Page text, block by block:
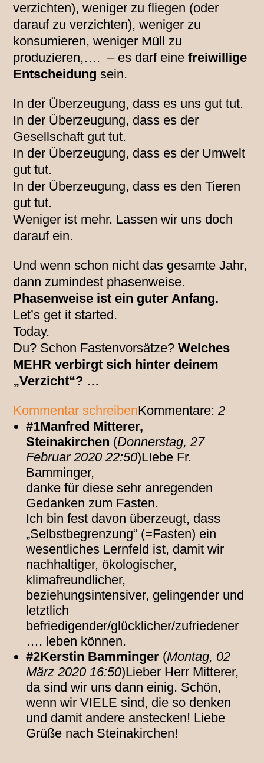
verzichten), weniger zu fliegen (oder
darauf zu verzichten), weniger zu
konsumieren, weniger Müll zu
produzieren,…. – es darf einefreiwillige
Entscheidung sein.
In der Überzeugung, dass es uns gut tut.
In der Überzeugung, dass es der
Gesellschaft gut tut.
In der Überzeugung, dass es der Umwelt
gut tut.
In der Überzeugung, dass es den Tieren
gut tut.
Weniger ist mehr. Lassen wir uns doch
darauf ein.
Und wenn schon nicht das gesamte Jahr,
dann zumindest phasenweise.
Phasenweise ist ein guter Anfang.
Let’s get it started.
Today.
Du? Schon Fastenvorsätze?Welches
MEHR verbirgt sich hinter deinem
„Verzicht“? …
Kommentar schreibenKommentare:2
#1Manfred Mitterer,
Steinakirchen (Donnerstag, 27
Februar 2020 22:50)LIebe Fr.
Bamminger,
danke für diese sehr anregenden
Gedanken zum Fasten.
Ich bin fest davon überzeugt, dass
„Selbstbegrenzung“ (=Fasten) ein
wesentliches Lernfeld ist, damit wir
nachhaltiger, ökologischer,
klimafreundlicher,
beziehungsintensiver, gelingender und
letztlich
befriedigender/glücklicher/zufriedener
…. leben können.
#2Kerstin Bamminger (Montag, 02
März 2020 16:50)Lieber Herr Mitterer,
da sind wir uns dann einig. Schön,
wenn wir VIELE sind, die so denken
und damit andere anstecken! Liebe
Grüße nach Steinakirchen!